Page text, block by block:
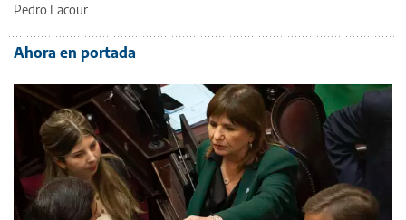
Pedro Lacour
Ahora en portada